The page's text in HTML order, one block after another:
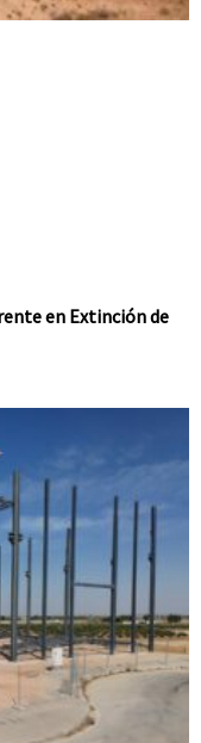
en Extinción de